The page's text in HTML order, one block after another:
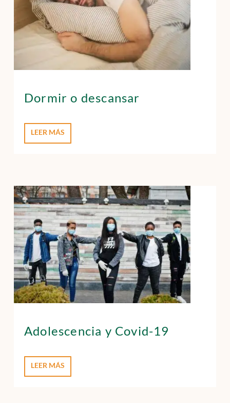
Dormir o descansar
LEER MÁS
Adolescencia y Covid-19
LEER MÁS